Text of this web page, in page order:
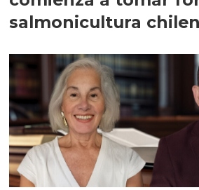
salmonicultura